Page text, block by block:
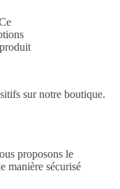
sur notre boutique.
proposons le
manière sécurisé